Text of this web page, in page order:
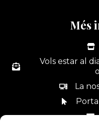
Més
Vols estar al
La